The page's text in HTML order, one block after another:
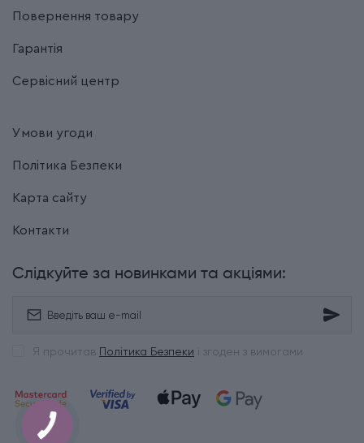
Повернення товару
Гарантія
Сервісний центр
Умови угоди
Політика Безпеки
Карта сайту
Контакти
Слідкуйте за новинками та акціями:
Я прочитав Політика Безпеки і згоден з вимогами